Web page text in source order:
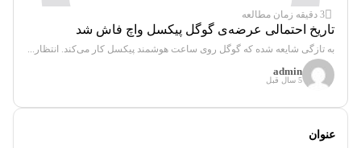
عنوان
3 دقیقه زمان مطالعه
تاریخ احتمالی عرضه‌ی گوگل پیکسل واچ فاش شد
به تازگی شایعه شده که گوگل روی ساعت هوشمند پیکسل کار می‌کند. انتظار...
admin
5 سال قبل